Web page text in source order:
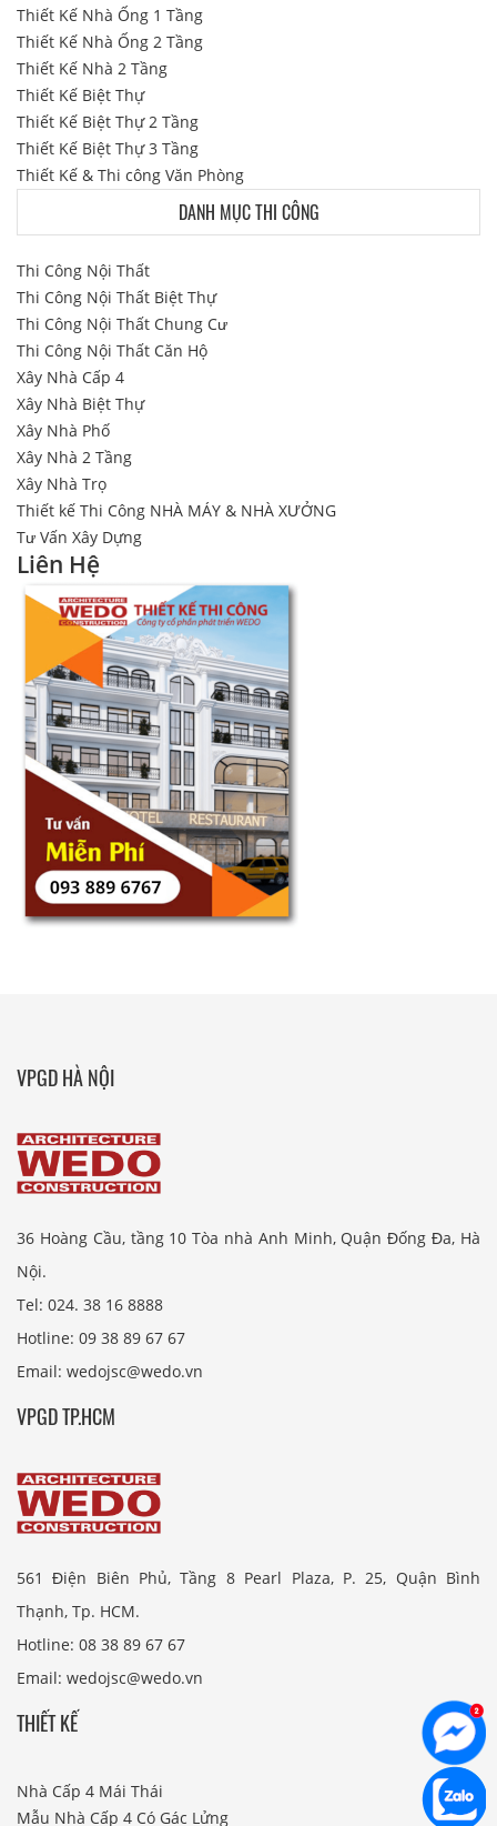
Thiết Kế Nhà Ống 1 Tầng
Thiết Kế Nhà Ống 2 Tầng
Thiết Kế Nhà 2 Tầng
Thiết Kế Biệt Thự
Thiết Kế Biệt Thự 2 Tầng
Thiết Kế Biệt Thự 3 Tầng
Thiết Kế & Thi công Văn Phòng
DANH MỤC THI CÔNG
Thi Công Nội Thất
Thi Công Nội Thất Biệt Thự
Thi Công Nội Thất Chung Cư
Thi Công Nội Thất Căn Hộ
Xây Nhà Cấp 4
Xây Nhà Biệt Thự
Xây Nhà Phố
Xây Nhà 2 Tầng
Xây Nhà Trọ
Thiết kế Thi Công NHÀ MÁY & NHÀ XƯỞNG
Tư Vấn Xây Dựng
Liên Hệ
VPGD HÀ NỘI
36 Hoàng Cầu, tầng 10 Tòa nhà Anh Minh, Quận Đống Đa, Hà
Nội.
Tel: 024. 38 16 8888
Hotline: 09 38 89 67 67
Email: wedojsc@wedo.vn
VPGD TP.HCM
561 Điện Biên Phủ, Tầng 8 Pearl Plaza, P. 25, Quận Bình
Thạnh, Tp. HCM.
Hotline: 08 38 89 67 67
Email: wedojsc@wedo.vn
THIẾT KẾ
Nhà Cấp 4 Mái Thái
Mẫu Nhà Cấp 4 Có Gác Lửng